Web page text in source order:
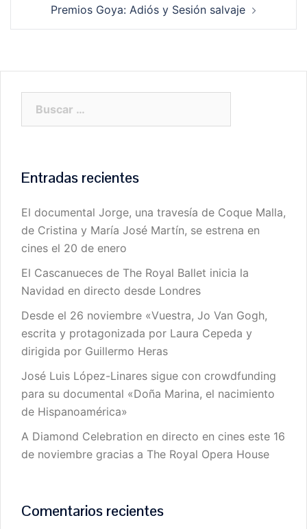
Premios Goya: Adiós y Sesión salvaje
Entradas recientes
El documental Jorge, una travesía de Coque Malla,
de Cristina y María José Martín, se estrena en
cines el 20 de enero
El Cascanueces de The Royal Ballet inicia la
Navidad en directo desde Londres
Desde el 26 noviembre «Vuestra, Jo Van Gogh,
escrita y protagonizada por Laura Cepeda y
dirigida por Guillermo Heras
José Luis López-Linares sigue con crowdfunding
para su documental «Doña Marina, el nacimiento
de Hispanoamérica»
A Diamond Celebration en directo en cines este 16
de noviembre gracias a The Royal Opera House
Comentarios recientes